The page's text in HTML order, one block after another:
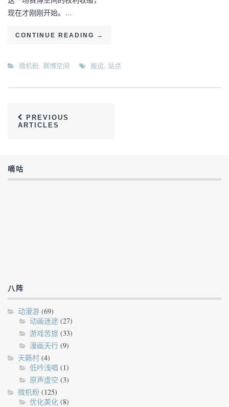
现在才刚刚开始。…
CONTINUE READING →
微机粉, 赛博空间 搬运, 站点
PREVIOUS
ARTICLES
嘀咕
八阵
动漫游 (69)
动画迷途 (27)
游戏苦旅 (33)
漫画天行 (9)
天籁村 (4)
低吟浅唱 (1)
原声虚空 (3)
微机粉 (125)
优化美化 (8)